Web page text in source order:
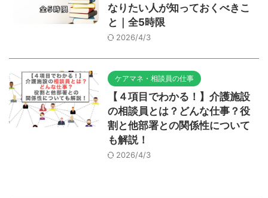
なりたい人が知っておくべきこ
と｜全5時限
2026/4/3
ケアマネ・相談員の仕事
【４項目でわかる！】介護施設
の相談員とは？どんな仕事？役
割と他部署との関係性について
も解説！
2026/4/3